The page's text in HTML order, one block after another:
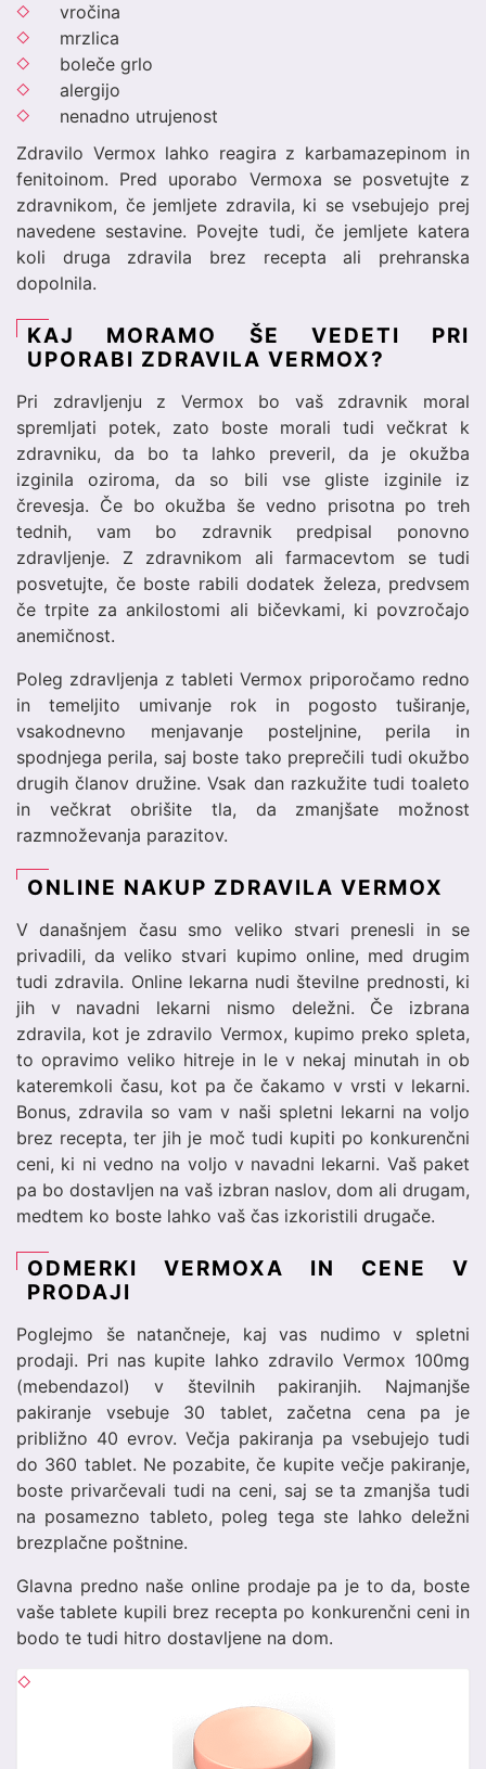
vročina
mrzlica
boleče grlo
alergijo
nenadno utrujenost
Zdravilo Vermox lahko reagira z karbamazepinom in
fenitoinom. Pred uporabo Vermoxa se posvetujte z
zdravnikom, če jemljete zdravila, ki se vsebujejo prej
navedene sestavine. Povejte tudi, če jemljete katera
koli druga zdravila brez recepta ali prehranska
dopolnila.
KAJ MORAMO ŠE VEDETI PRI
UPORABI ZDRAVILA VERMOX?
Pri zdravljenju z Vermox bo vaš zdravnik moral
spremljati potek, zato boste morali tudi večkrat k
zdravniku, da bo ta lahko preveril, da je okužba
izginila oziroma, da so bili vse gliste izginile iz
črevesja. Če bo okužba še vedno prisotna po treh
tednih, vam bo zdravnik predpisal ponovno
zdravljenje. Z zdravnikom ali farmacevtom se tudi
posvetujte, če boste rabili dodatek železa, predvsem
če trpite za ankilostomi ali bičevkami, ki povzročajo
anemičnost.
Poleg zdravljenja z tableti Vermox priporočamo redno
in temeljito umivanje rok in pogosto tuširanje,
vsakodnevno menjavanje posteljnine, perila in
spodnjega perila, saj boste tako preprečili tudi okužbo
drugih članov družine. Vsak dan razkužite tudi toaleto
in večkrat obrišite tla, da zmanjšate možnost
razmnoževanja parazitov.
ONLINE NAKUP ZDRAVILA VERMOX
V današnjem času smo veliko stvari prenesli in se
privadili, da veliko stvari kupimo online, med drugim
tudi zdravila. Online lekarna nudi številne prednosti, ki
jih v navadni lekarni nismo deležni. Če izbrana
zdravila, kot je zdravilo Vermox, kupimo preko spleta,
to opravimo veliko hitreje in le v nekaj minutah in ob
kateremkoli času, kot pa če čakamo v vrsti v lekarni.
Bonus, zdravila so vam v naši spletni lekarni na voljo
brez recepta, ter jih je moč tudi kupiti po konkurenčni
ceni, ki ni vedno na voljo v navadni lekarni. Vaš paket
pa bo dostavljen na vaš izbran naslov, dom ali drugam,
medtem ko boste lahko vaš čas izkoristili drugače.
ODMERKI VERMOXA IN CENE V
PRODAJI
Poglejmo še natančneje, kaj vas nudimo v spletni
prodaji. Pri nas kupite lahko zdravilo Vermox 100mg
(mebendazol) v številnih pakiranjih. Najmanjše
pakiranje vsebuje 30 tablet, začetna cena pa je
približno 40 evrov. Večja pakiranja pa vsebujejo tudi
do 360 tablet. Ne pozabite, če kupite večje pakiranje,
boste privarčevali tudi na ceni, saj se ta zmanjša tudi
na posamezno tableto, poleg tega ste lahko deležni
brezplačne poštnine.
Glavna predno naše online prodaje pa je to da, boste
vaše tablete kupili brez recepta po konkurenčni ceni in
bodo te tudi hitro dostavljene na dom.